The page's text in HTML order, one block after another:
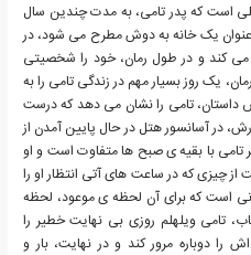
است که پدر تامی، به مدت چندین سال
عنوان یک خانه به دوش مطرح می شود، در
می کند و در طول رمان، خود را شخصیتی
یک روز بسیار مهم در زندگی تامی را به
تامی را نشان می دهد که درست
در آسانسور هتل در حال پایین آمدن از
با بقیه ی صبح ها متفاوت است و او
چیزی که در ساعت های آتی انتظار او را
است که برای آن لحظه ی موعود، لحظه
تامی ویلهلم روزی بی نهایت خطیر را
را دوباره مرور کند و در نهایت، بار و